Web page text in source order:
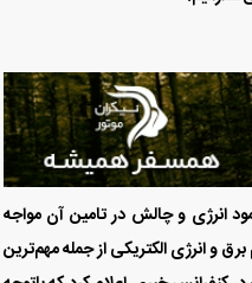
انرژی و چالش در تامین آن مواجه
انرژی الکتریکی از جمله مهم‌ترین
کشور به حساب می‌آید. بر این اساس سامان فیروزی در مرداد ماه 1403 بود که در کنفرانس خبری اعلام کرد که باتوجه
به اختلال در تولید خودرو به دلیل قطعی مکرر برق، برنامه جبرانی برای افزایش تولید در نیمه دوم سال 1403 خواهد داشت. هرچند که به گفته وی
از 15 تیرماه که عدم تامین انرژی بسیار چالش برانگیز شد؛ باتوجه به قطعی مکرر برق، با تلاش شبانه روزی در مجموع 3240 دستگاه خودرو در
توانسته از پس چالش‌های اصلی در
بهتر و موفق‌تر کرمانی‌ها در سال